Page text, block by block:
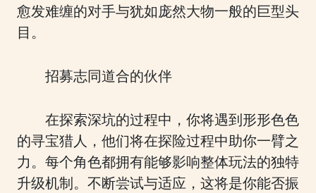
愈发难缠的对手与犹如庞然大物一般的巨型头
目。
招募志同道合的伙伴
在探索深坑的过程中，你将遇到形形色色
的寻宝猎人，他们将在探险过程中助你一臂之
力。每个角色都拥有能够影响整体玩法的独特
升级机制。不断尝试与适应，这将是你能否振